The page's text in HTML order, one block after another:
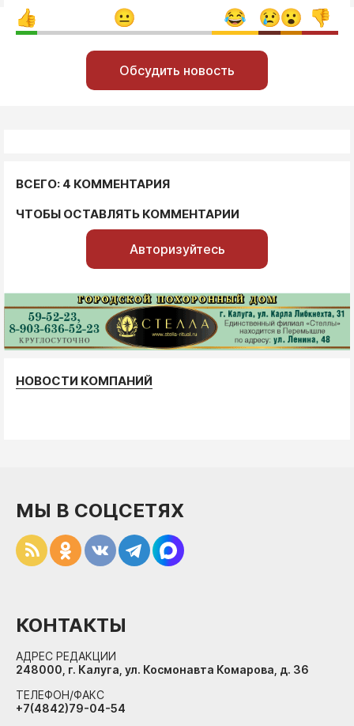
Обсудить новость
ВСЕГО: 4 КОММЕНТАРИЯ
ЧТОБЫ ОСТАВЛЯТЬ КОММЕНТАРИИ
Авторизуйтесь
НОВОСТИ КОМПАНИЙ
МЫ В СОЦСЕТЯХ
КОНТАКТЫ
АДРЕС РЕДАКЦИИ
248000, г. Калуга, ул. Космонавта Комарова, д. 36
ТЕЛЕФОН/ФАКС
+7(4842)79-04-54